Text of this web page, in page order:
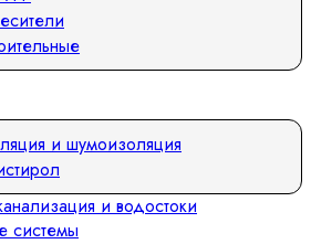
и шумоизоляция
и водостоки
системы